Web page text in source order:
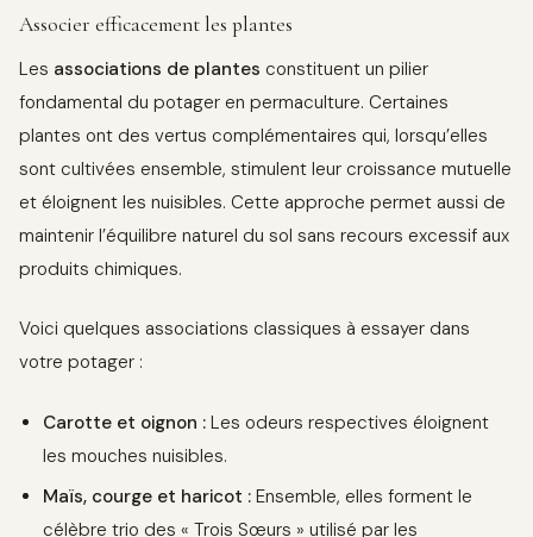
Associer efficacement les plantes
Les associations de plantes constituent un pilier
fondamental du potager en permaculture. Certaines
plantes ont des vertus complémentaires qui, lorsqu’elles
sont cultivées ensemble, stimulent leur croissance mutuelle
et éloignent les nuisibles. Cette approche permet aussi de
maintenir l’équilibre naturel du sol sans recours excessif aux
produits chimiques.
Voici quelques associations classiques à essayer dans
votre potager :
Carotte et oignon : Les odeurs respectives éloignent
les mouches nuisibles.
Maïs, courge et haricot : Ensemble, elles forment le
célèbre trio des « Trois Sœurs » utilisé par les